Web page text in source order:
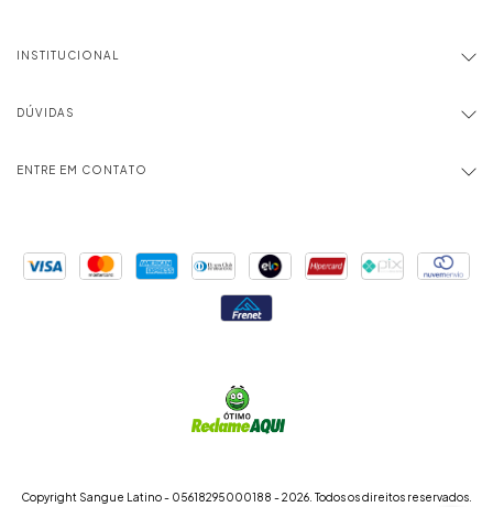
INSTITUCIONAL
DÚVIDAS
ENTRE EM CONTATO
Copyright Sangue Latino - 05618295000188 - 2026. Todos os direitos reservados.